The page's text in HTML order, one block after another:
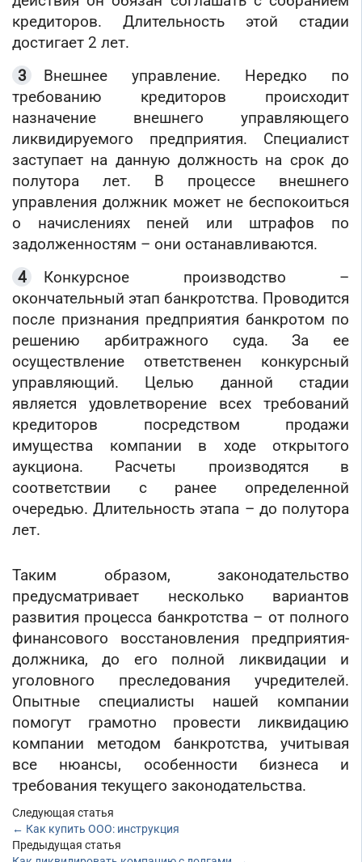
кредиторов. Длительность этой стадии
достигает 2 лет.
Внешнее управление. Нередко по
требованию кредиторов происходит
назначение внешнего управляющего
ликвидируемого предприятия. Специалист
заступает на данную должность на срок до
полутора лет. В процессе внешнего
управления должник может не беспокоиться
о начислениях пеней или штрафов по
задолженностям – они останавливаются.
Конкурсное производство –
окончательный этап банкротства. Проводится
после признания предприятия банкротом по
решению арбитражного суда. За ее
осуществление ответственен конкурсный
управляющий. Целью данной стадии
является удовлетворение всех требований
кредиторов посредством продажи
имущества компании в ходе открытого
аукциона. Расчеты производятся в
соответствии с ранее определенной
очередью. Длительность этапа – до полутора
лет.
Таким образом, законодательство
предусматривает несколько вариантов
развития процесса банкротства – от полного
финансового восстановления предприятия-
должника, до его полной ликвидации и
уголовного преследования учредителей.
Опытные специалисты нашей компании
помогут грамотно провести ликвидацию
компании методом банкротства, учитывая
все нюансы, особенности бизнеса и
требования текущего законодательства.
Следующая статья
← Как купить ООО: инструкция
Предыдущая статья